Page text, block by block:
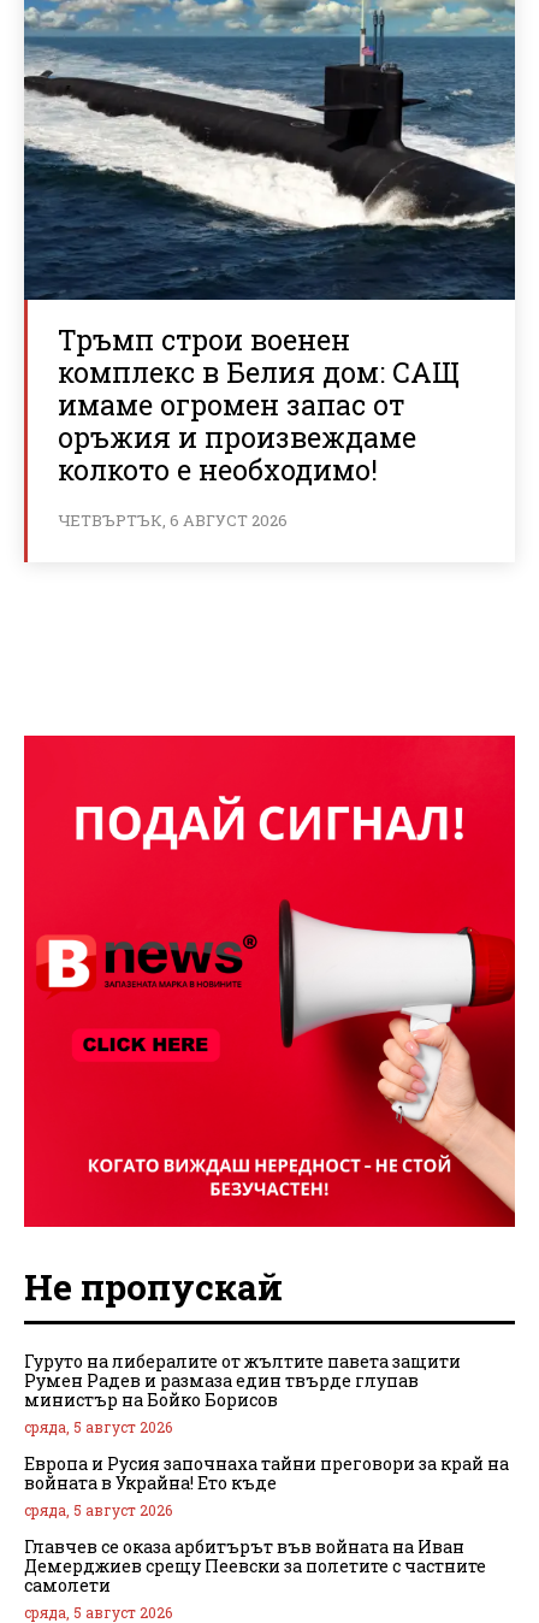
Тръмп строи военен
комплекс в Белия дом: САЩ
имаме огромен запас от
оръжия и произвеждаме
колкото е необходимо!
ЧЕТВЪРТЪК, 6 АВГУСТ 2026
Не пропускай
Гуруто на либералите от жълтите павета защити
Румен Радев и размаза един твърде глупав
министър на Бойко Борисов
сряда, 5 август 2026
Европа и Русия започнаха тайни преговори за край на
войната в Украйна! Ето къде
сряда, 5 август 2026
Главчев се оказа арбитърът във войната на Иван
Демерджиев срещу Пеевски за полетите с частните
самолети
сряда, 5 август 2026